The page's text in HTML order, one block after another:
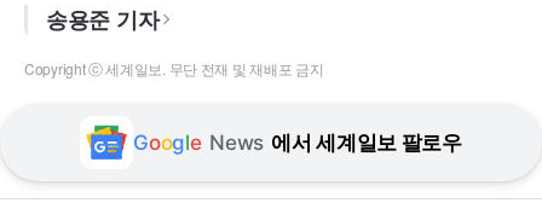
송용준 기자
Copyright ⓒ 세계일보. 무단 전재 및 재배포 금지
Google News 에서 세계일보 팔로우